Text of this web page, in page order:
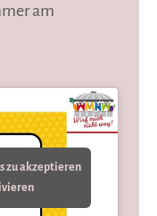
am
zu akzeptieren